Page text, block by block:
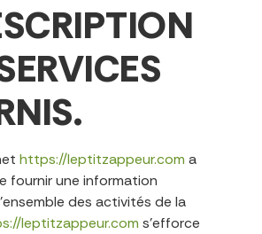
https://leptitzappeur.com a
fournir une information
des activités de la
leptitzappeur.com s’efforce